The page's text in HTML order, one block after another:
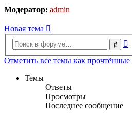
Модератор: admin
Новая
тема
Новая тема
Поиск
Отметить все темы как прочтённые
Темы
Ответы
Просмотры
Последнее сообщение